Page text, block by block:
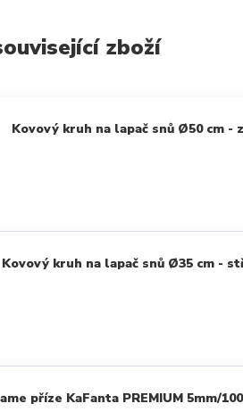
zboží
Kovový kruh na lapač snů Ø50 cm -
Kovový kruh na lapač snů Ø35 cm -
příze KaFanta PREMIUM 5mm/